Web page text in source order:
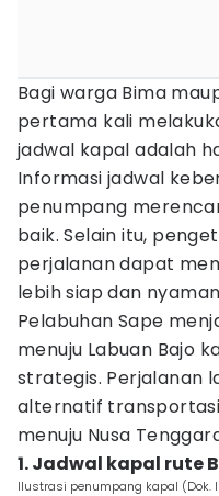
Bagi warga Bima
pertama kali
jadwal kapal adalah
Informasi jadwal
penumpang
baik. Selain itu,
perjalanan dapat
lebih siap dan
Pelabuhan Sape
menuju Labuan Bajo
strategis. Perjalanan
alternatif
menuju Nusa
1. Jadwal kapal rute
Ilustrasi penumpang kapal (Dok.